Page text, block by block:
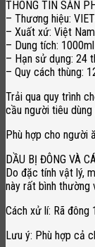
THÔNG TIN SẢN
– Thương hiệu:
– Xuất xứ: Việt Nam
– Dung tích: 1000ml
– Hạn sử dụng: 24
– Quy cách thùng:
Trải qua quy trình
cầu người tiêu
Phù hợp cho người
DẦU BỊ ĐÔNG VÀ
Do đặc tính vật lý,
này rất bình thường
Cách xử lí: Rã
Lưu ý: Phù hợp cả